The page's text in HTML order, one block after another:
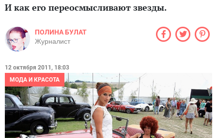
И как его переосмысливают звезды.
ПОЛИНА БУЛАТ
Журналист
12 октября 2011, 18:03
МОДА И КРАСОТА